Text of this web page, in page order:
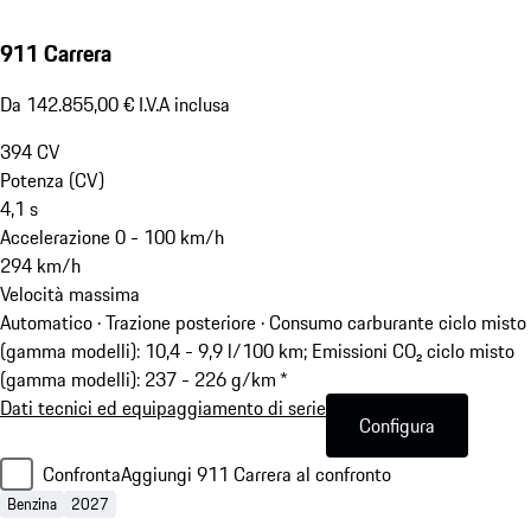
911 Carrera
Da 142.855,00 € I.V.A inclusa
394CV
Potenza (CV)
4,1 s
Accelerazione 0 - 100 km/h
294 km/h
Velocità massima
Automatico · Trazione posteriore ·Consumo carburante ciclo misto
(gamma modelli): 10,4 - 9,9 l/100 km; Emissioni CO₂ ciclo misto
(gamma modelli): 237 - 226 g/km *
Dati tecnici ed equipaggiamento di serie
Configura
ConfrontaAggiungi 911 Carrera al confronto
Benzina 2027